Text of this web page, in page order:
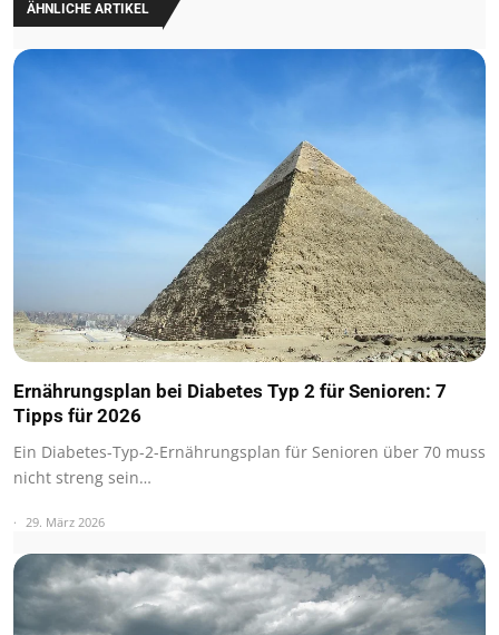
ÄHNLICHE ARTIKEL
Ernährungsplan bei Diabetes Typ 2 für Senioren: 7
Tipps für 2026
Ein Diabetes-Typ-2-Ernährungsplan für Senioren über 70 muss
nicht streng sein…
29. März 2026